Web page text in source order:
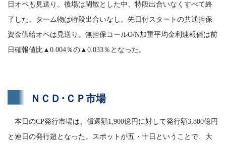
日オペも見送り。後場は閑散とした中、特段出合いなくすべて終
了した。ターム物は特段出合いなし。先日付スタートの共通担保
資金供給オペは見送り。無担保コールO/N加重平均金利速報値は前
日確報値比▲0.004％の▲0.033％となった。
ＮＣＤ･ＣＰ市場
本日のCP発行市場は、償還額1,900億円に対して発行額3,800億円
と連日の発行超となった。スポットが五・十日ということで、大